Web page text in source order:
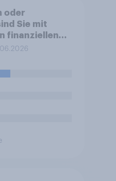
oder
Sie mit
finanziellen